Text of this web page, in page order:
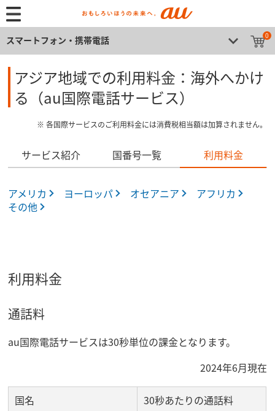
スマートフォン・携帯電話 0
アジア地域での利用料金：海外へかけ
る（au国際電話サービス）
※ 各国際サービスのご利用料金には消費税相当額は加算されません。
サービス紹介 国番号一覧 利用料金
アメリカ ヨーロッパ オセアニア
アフリカ
その他
利用料金
通話料
au国際電話サービスは30秒単位の課金となります。
2024年6月現在
国名
30秒あたりの通話料